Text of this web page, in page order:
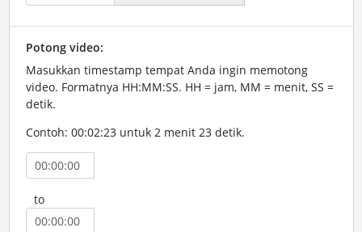
Potong video:
Masukkan timestamp tempat Anda ingin memotong
video. Formatnya HH:MM:SS. HH = jam, MM = menit, SS =
detik.
Contoh: 00:02:23 untuk 2 menit 23 detik.
to